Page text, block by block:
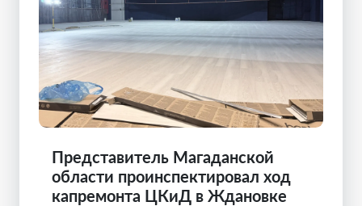
Представитель Магаданской
области проинспектировал ход
капремонта ЦКиД в Ждановке